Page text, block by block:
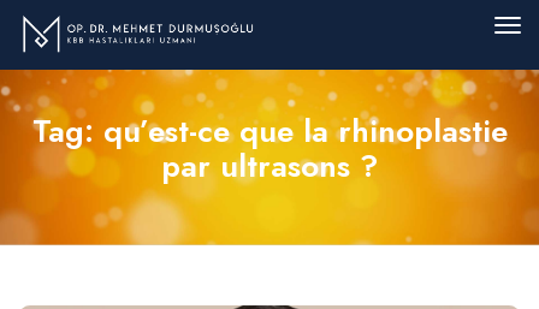
Tag: qu’est-ce que la rhinoplastie
par ultrasons ?